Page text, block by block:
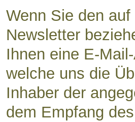
Wenn Sie den
Newsletter
Ihnen eine E-
welche uns die
Inhaber der
dem Empfang